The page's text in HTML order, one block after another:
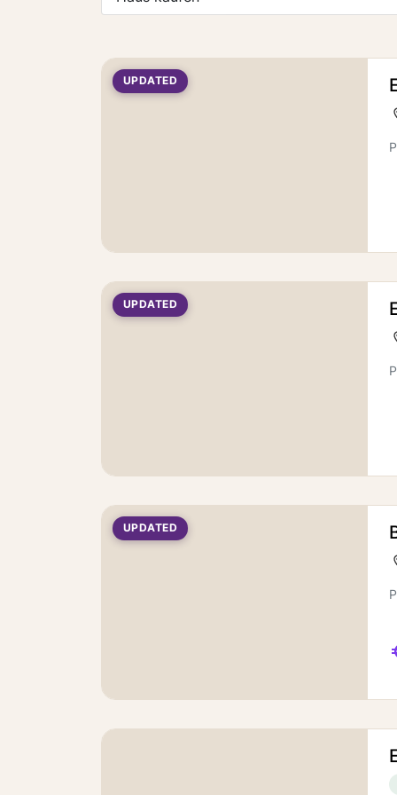
UPDATED
UPDATED
UPDATED